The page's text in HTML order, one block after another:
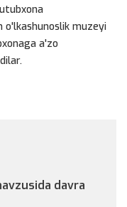
muzeyi
a'zo
davra